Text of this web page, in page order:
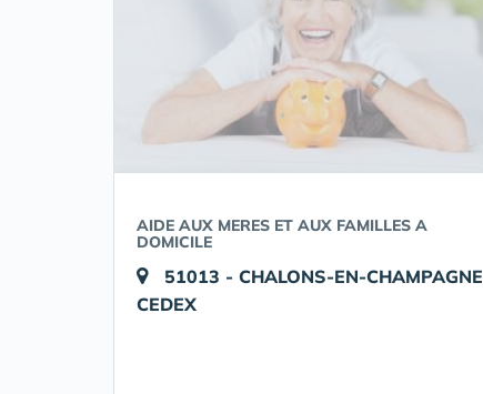
AIDE AUX MERES ET AUX FAMILLES A
DOMICILE
51013 - CHALONS-EN-CHAMPAGNE
CEDEX